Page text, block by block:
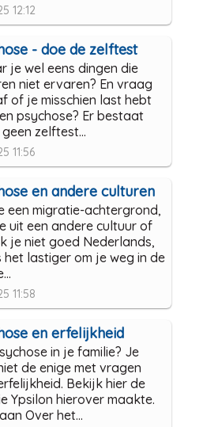
12:12
- doe de zelftest
je wel eens dingen die
niet ervaren? En vraag
of je misschien last hebt
psychose? Er bestaat
zelftest...
11:56
en andere culturen
een migratie-achtergrond,
uit een andere cultuur of
je niet goed Nederlands,
het lastiger om je weg in de
11:58
en erfelijkheid
in je familie? Je
de enige met vragen
Bekijk hier de
Ypsilon hierover maakte.
Over het...